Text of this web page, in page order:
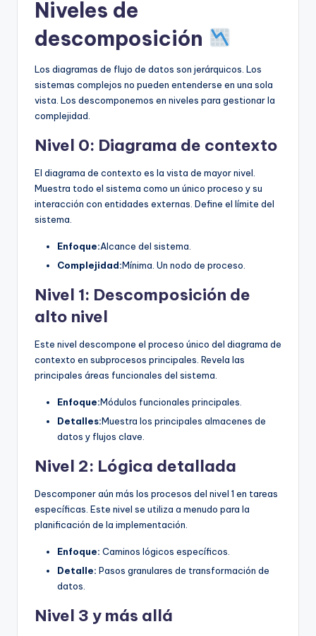
Niveles de
descomposición
Los diagramas de flujo de datos son jerárquicos. Los
sistemas complejos no pueden entenderse en una sola
vista. Los descomponemos en niveles para gestionar la
complejidad.
Nivel 0: Diagrama de contexto
El diagrama de contexto es la vista de mayor nivel.
Muestra todo el sistema como un único proceso y su
interacción con entidades externas. Define el límite del
sistema.
Enfoque:Alcance del sistema.
Complejidad:Mínima. Un nodo de proceso.
Nivel 1: Descomposición de
alto nivel
Este nivel descompone el proceso único del diagrama de
contexto en subprocesos principales. Revela las
principales áreas funcionales del sistema.
Enfoque:Módulos funcionales principales.
Detalles:Muestra los principales almacenes de
datos y flujos clave.
Nivel 2: Lógica detallada
Descomponer aún más los procesos del nivel 1 en tareas
específicas. Este nivel se utiliza a menudo para la
planificación de la implementación.
Enfoque: Caminos lógicos específicos.
Detalle: Pasos granulares de transformación de
datos.
Nivel 3 y más allá